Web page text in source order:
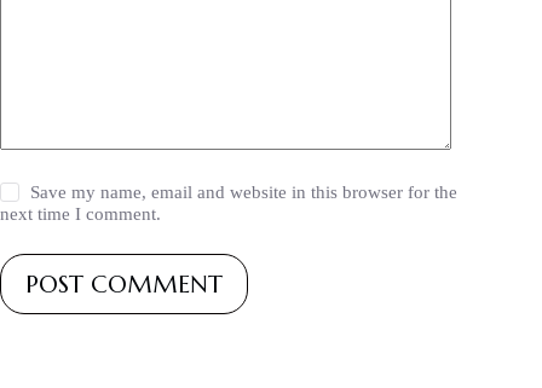
Save my name, email and website in this browser for the
next time I comment.
POST COMMENT